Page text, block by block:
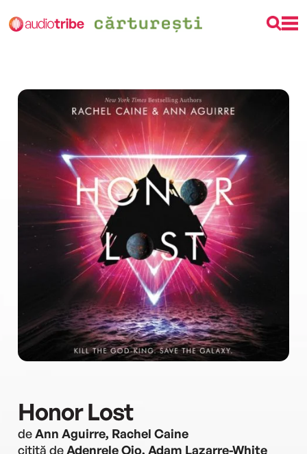
Honor Lost
deAnn Aguirre, Rachel Caine
citită deAdenrele Ojo, Adam Lazarre-White